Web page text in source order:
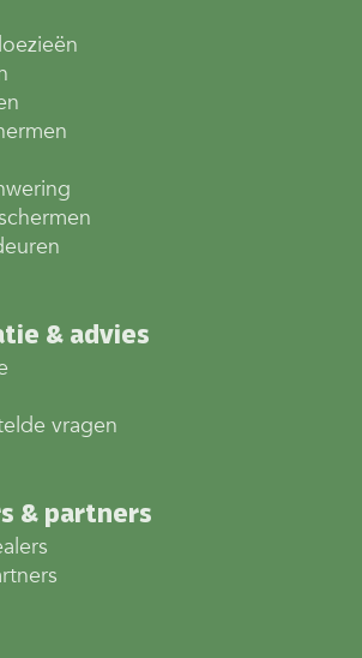
& advies
vragen
& partners